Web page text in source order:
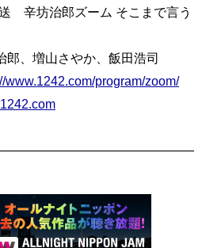
辛坊治郎ズーム そこまで言う
郎、増山さやか、飯田浩司
www.1242.com/program/zoom/